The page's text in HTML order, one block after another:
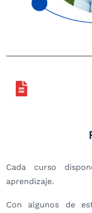
Cada curso
aprendizaje.
Con algunos de